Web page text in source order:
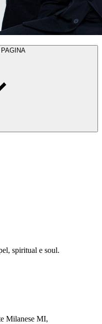
PAGINA
spiritual e soul.
Milanese MI,